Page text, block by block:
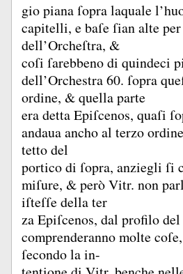
gio piana ſopra laquale
capitelli, e baſe ſian alte
dell’Orcheſtra, &
coſi ſarebbeno di quindeci
dell’Orchestra 60. ſopra
ordine, &quella parte
era detta Epiſcenos, quaſi
andaua ancho al terzo
tetto del
portico di ſopra, anziegli ſi
miſure, &però Vitr. non
iſteſſe della ter
za Epiſcenos, dal profilo
comprenderanno molte
ſecondo la in-